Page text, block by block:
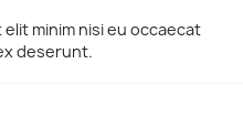
minim nisi eu occaecat
deserunt.